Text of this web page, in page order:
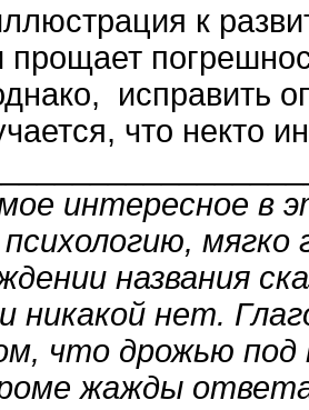
к
прощает
исправить
что некто
интересное в
мягко
названия
никакой нет.
что дрожью под
жажды